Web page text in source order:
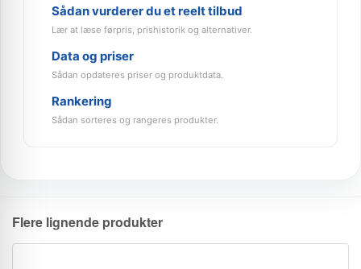
Sådan vurderer du et reelt tilbud
Lær at læse førpris, prishistorik og alternativer.
Data og priser
Sådan opdateres priser og produktdata.
Rankering
Sådan sorteres og rangeres produkter.
Flere lignende produkter